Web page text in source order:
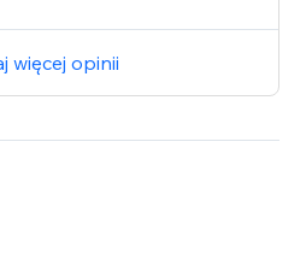
więcej opinii